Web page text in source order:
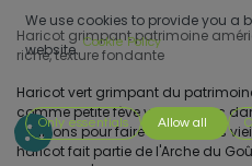
Haricot grimpant patrimoine
riche, texture fondante
Haricot vert grimpant du
comme petite fève verte, ou sec
l'utilisons pour faire nos bonnes
haricot fait partie de l'Arche du
We use cookies to provide you a
website. Cookie Policy
Only essentials Allow all